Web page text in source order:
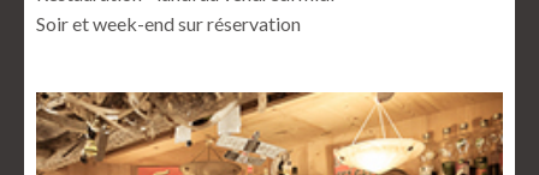
Soir et week-end sur réservation